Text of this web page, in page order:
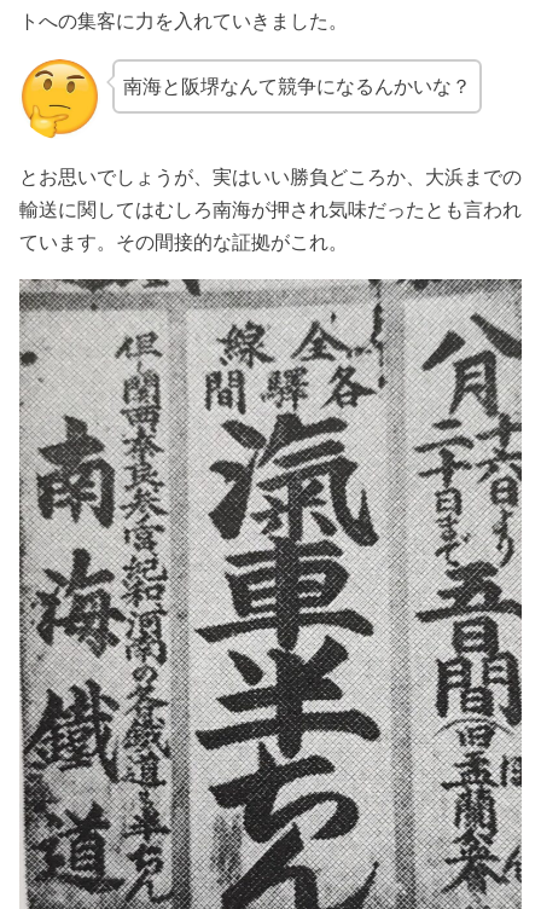
トへの集客に力を入れていきました。
南海と阪堺なんて競争になるんかいな？
とお思いでしょうが、実はいい勝負どころか、大浜までの
輸送に関してはむしろ南海が押され気味だったとも言われ
ています。その間接的な証拠がこれ。